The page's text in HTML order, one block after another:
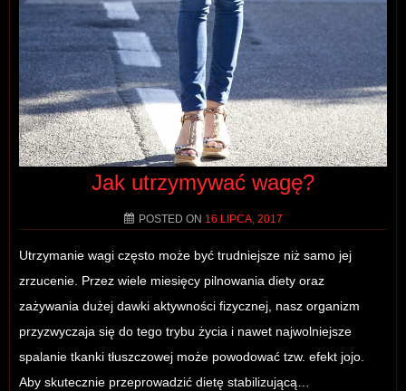
Jak utrzymywać wagę?
POSTED ON 16 LIPCA, 2017
Utrzymanie wagi często może być trudniejsze niż samo jej
zrzucenie. Przez wiele miesięcy pilnowania diety oraz
zażywania dużej dawki aktywności fizycznej, nasz organizm
przyzwyczaja się do tego trybu życia i nawet najwolniejsze
spalanie tkanki tłuszczowej może powodować tzw. efekt jojo.
Aby skutecznie przeprowadzić dietę stabilizującą…